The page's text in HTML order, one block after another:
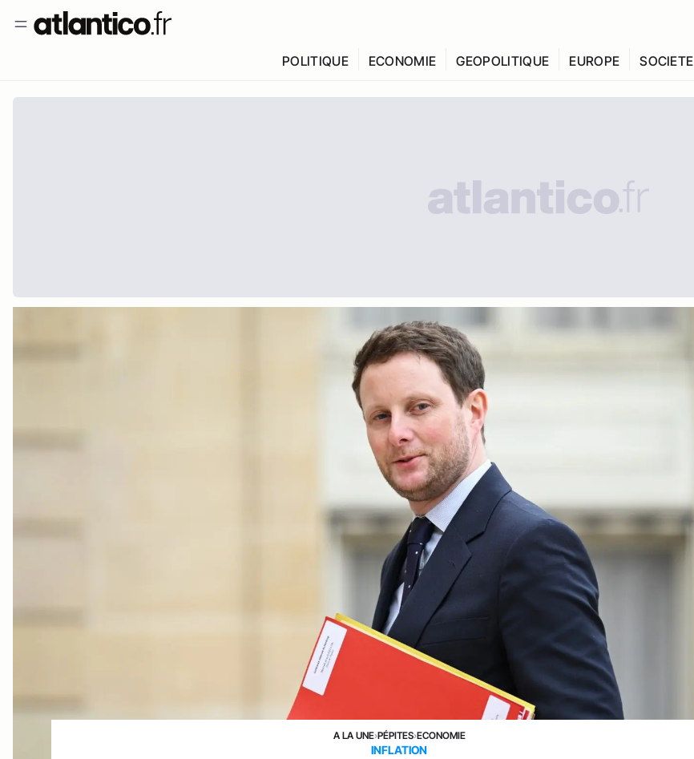
POLITIQUE ECONOMIE GEOPOLITIQUE EUROPE SOCIETE
A LA UNE›PÉPITES›ECONOMIE
INFLATION